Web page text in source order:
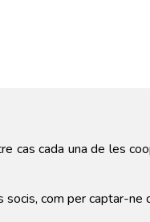
cas cada una de les
com per captar-ne